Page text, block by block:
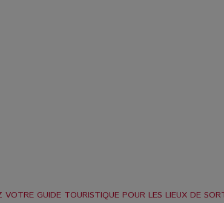
GUIDE TOURISTIQUE POUR LES LIEUX DE